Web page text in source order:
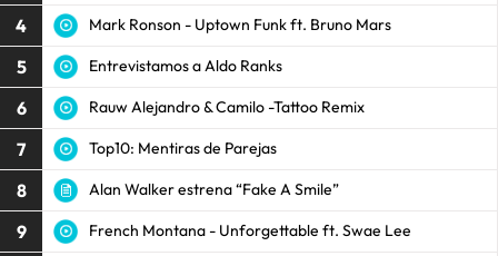
4 Mark Ronson - Uptown Funk ft. Bruno Mars
5 Entrevistamos a Aldo Ranks
6 Rauw Alejandro & Camilo -Tattoo Remix
7 Top10: Mentiras de Parejas
8 Alan Walker estrena “Fake A Smile”
9 French Montana - Unforgettable ft. Swae Lee